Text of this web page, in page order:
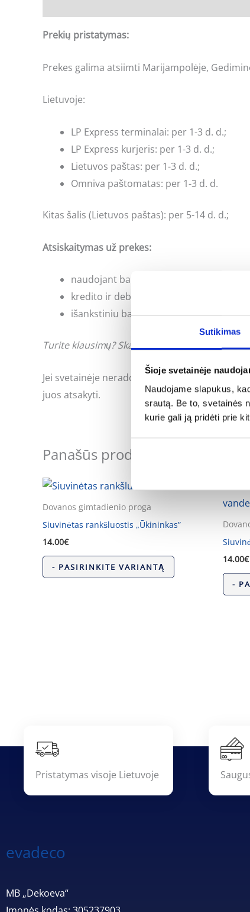
Sutikimas
Šioje svetainėje
Naudojame slapukus,
srautą. Be to, svetainės
kurie gali ją pridėti prie
Prekių pristatymas:
Prekes galima atsiimti Marijampolėje,
Lietuvoje:
LP Express terminalai: per 1-3 d. d.;
LP Express kurjeris: per 1-3 d. d.;
Lietuvos paštas: per 1-3 d. d.;
Omniva paštomatas: per 1-3 d. d.
Kitas šalis (Lietuvos paštas): per 5-14 d. d.;
Atsiskaitymas už prekes:
naudojant banko internetinės
kredito ir debeto kortele;
išankstiniu bankiniu pavedimu;
Turite klausimų? Skambinkite: +370 662 41046
Jei svetainėje neradote Jus dominančios
juos atsakyti.
Panašūs produktai
Dovanos gimtadienio proga
Siuvinėtas rankšluostis „Ūkininkas”
14.00€
- PASIRINKITE VARIANTĄ
14.00€
-
Pristatymas visoje Lietuvoje
evadeco
MB „Dekoeva“